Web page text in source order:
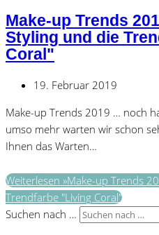
Make-up Trends
Styling und die
Coral"
19. Februar 2019
Make-up Trends 2019 … noch
umso mehr warten wir schon
Ihnen das Warten…
Weiterlesen »Make-up Trends
Trendfarbe "Living Coral"
Suchen nach …